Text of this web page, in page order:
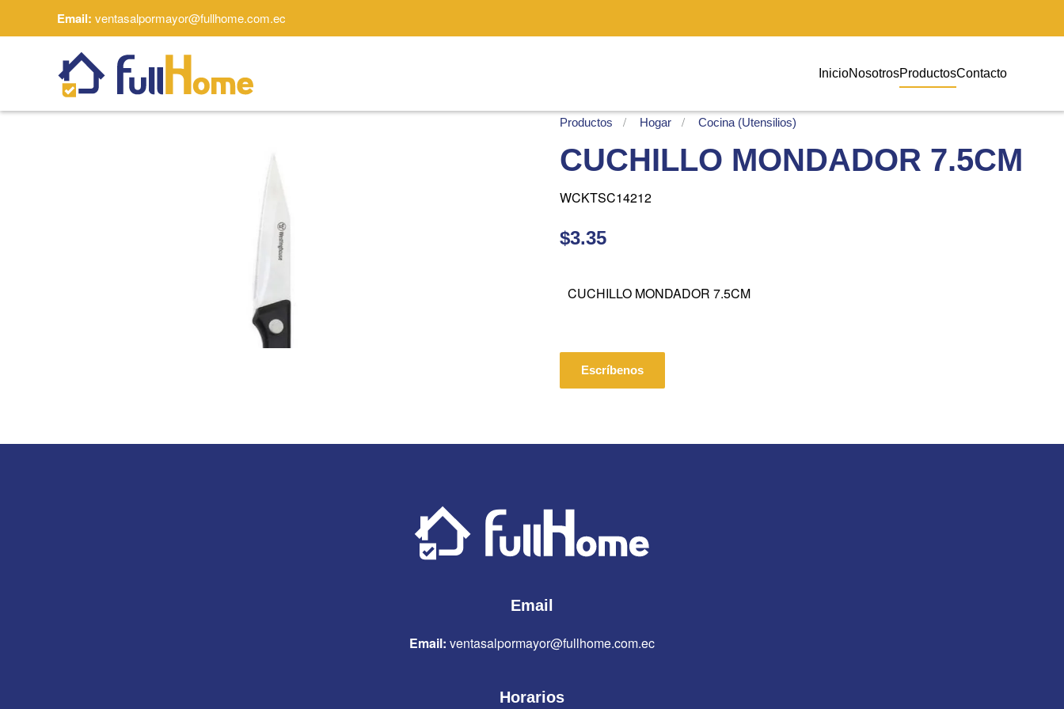
Email: ventasalpormayor@fullhome.com.ec
InicioNosotrosProductosContacto
Productos Hogar Cocina (Utensilios)
CUCHILLO MONDADOR 7.5CM
WCKTSC14212
$3.35
CUCHILLO MONDADOR 7.5CM
Escríbenos
Email
Email: ventasalpormayor@fullhome.com.ec
Horarios